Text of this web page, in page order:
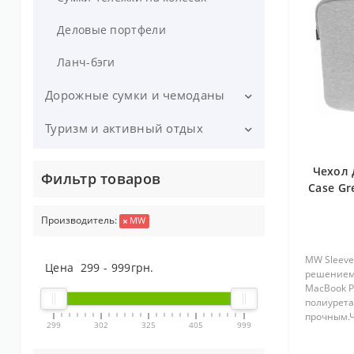
Деловые портфели
Ланч-бэги
Дорожные сумки и чемоданы
Чемоданы
Дорожные сумки на колесах
Чехлы для одежды
Зонты
Чехлы для чемоданов
Туризм и активный отдых
Фонари
Аксессуары для туризма
Одежда для туризма
Фильтр товаров
Производитель: MW
Цена 299 - 999грн.
299 302 325 405 999
Чехол
Case
MW
MacBook
Вашему